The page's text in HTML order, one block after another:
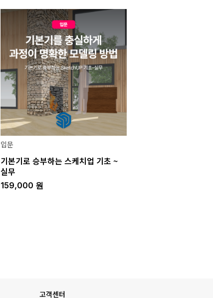
입문
기본기로 승부하는 스케치업 기초 ~
실무
159,000 원
고객센터